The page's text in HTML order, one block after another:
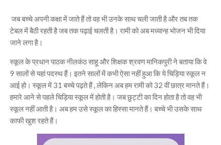
जब बच्चे अपनी कक्षा में जाते हैं तो वह भी उनके साथ चली जाती है और तब तक
टेबल में बैठी रहती है जब तक पढ़ाई चलती है। रामी को अब मध्यान्ह भोजन भी दिया
जाने लगा है।
स्कूल के प्रधान पाठक नीलकंठ साहू और शिक्षक श्रवण मानिकपुरी ने बताया कि वे
9 सालों से यहां पदस्थ हैं। इतने सालों में कभी ऐसा नहीं हुआ कि ये चिड़िया स्कूल न
आई हो। स्कूल में 31 बच्चे पढ़ते हैं , लेकिन अब हम रामी को 32 वीं छात्र मानते हैं।
हमारे आने से पहले चिड़िया स्कूल में होती है। जब छुट्टी का दिन होता है तो वह भी
स्कूल नहीं आती है। अब हम उसे स्कूल का हिस्सा मानते हैं। बच्चे भी उसके साथ
काफी खुश रहते हैं।